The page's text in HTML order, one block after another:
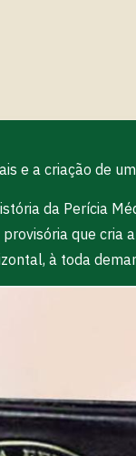
e a criação de
da Perícia
que cria
à toda